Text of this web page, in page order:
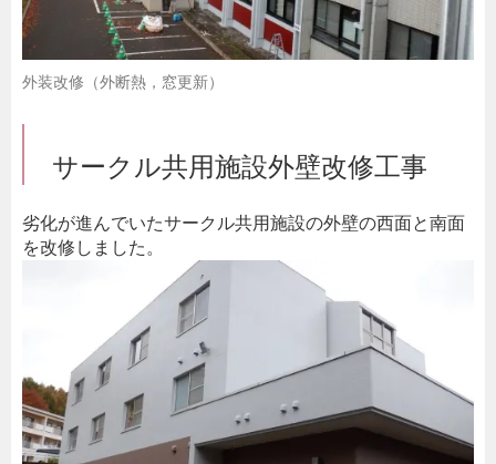
外装改修（外断熱，窓更新）
サークル共用施設外壁改修工事
劣化が進んでいたサークル共用施設の外壁の西面と南面
を改修しました。